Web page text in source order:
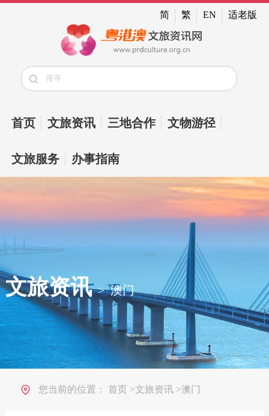
首页 文旅资讯 三地合作 文物游径
文旅服务 办事指南
简 繁 EN 适老版
文旅资讯 > 澳门
您当前的位置： 首页 >文旅资讯>澳门